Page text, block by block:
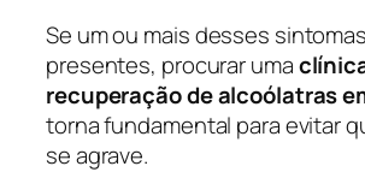
Se um ou mais desses
presentes, procurar uma
recuperação de alcoólatras
torna fundamental para evitar
se agrave.